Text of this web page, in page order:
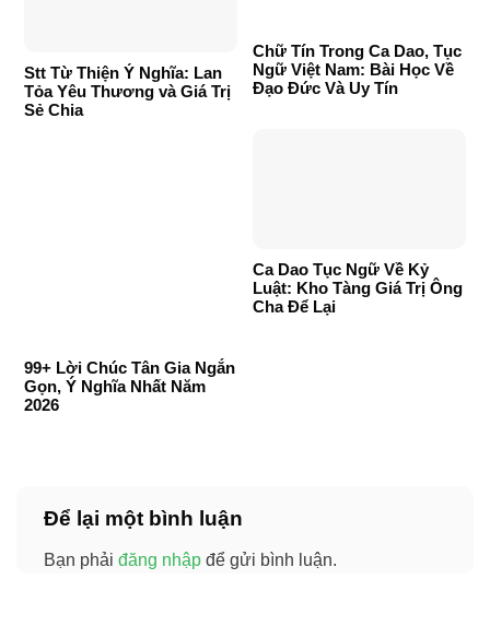
Stt Từ Thiện Ý Nghĩa: Lan
Tỏa Yêu Thương và Giá Trị
Sẻ Chia
Chữ Tín Trong Ca Dao, Tục
Ngữ Việt Nam: Bài Học Về
Đạo Đức Và Uy Tín
Ca Dao Tục Ngữ Về Kỷ
Luật: Kho Tàng Giá Trị Ông
Cha Để Lại
99+ Lời Chúc Tân Gia Ngắn
Gọn, Ý Nghĩa Nhất Năm
2026
Để lại một bình luận
Bạn phải đăng nhập để gửi bình luận.